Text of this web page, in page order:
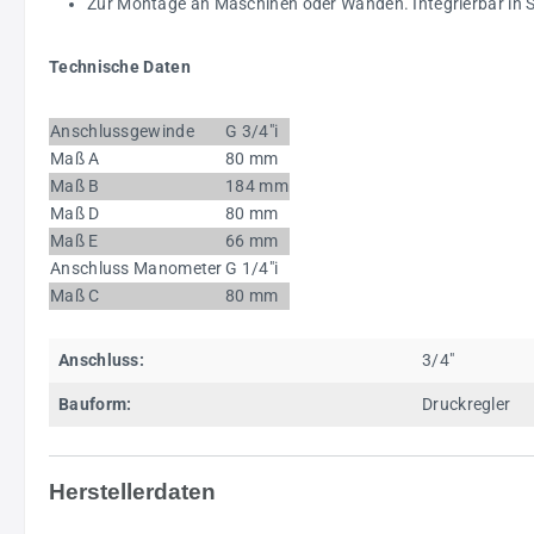
Technische Daten
Anschlussgewinde
G 3/4"i
Maß A
80 mm
Maß B
184 mm
Maß D
80 mm
Maß E
66 mm
Anschluss ManometerG 1/4"i
Maß C
80 mm
Anschluss: 3/4"
Bauform: Druckregler
Herstellerdaten